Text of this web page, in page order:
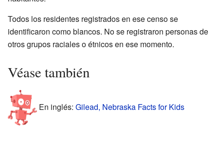
Todos los residentes registrados en ese censo se
identificaron como blancos. No se registraron personas de
otros grupos raciales o étnicos en ese momento.
Véase también
En inglés: Gilead, Nebraska Facts for Kids